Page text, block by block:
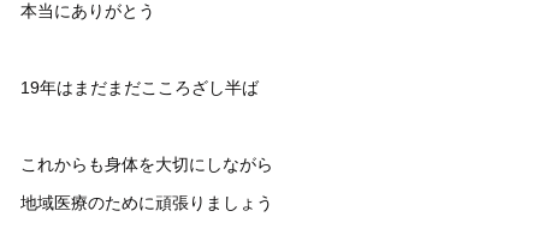
本当にありがとう
19年はまだまだこころざし半ば
これからも身体を大切にしながら
地域医療のために頑張りましょう